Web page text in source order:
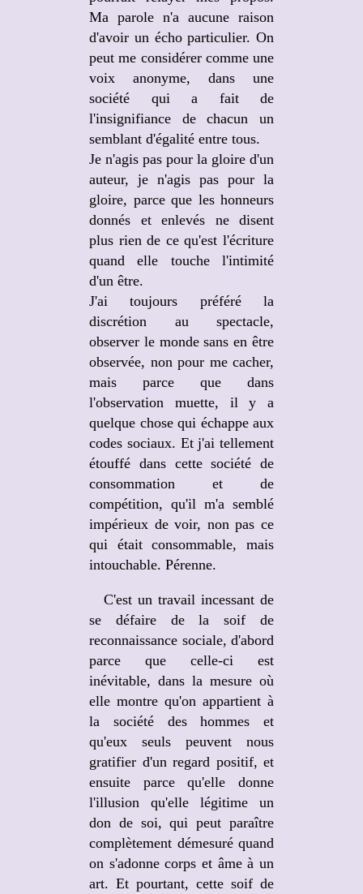
Ma parole n'a aucune raison
d'avoir un écho particulier. On
peut me considérer comme une
voix anonyme, dans une
société qui a fait de
l'insignifiance de chacun un
semblant d'égalité entre tous.
Je n'agis pas pour la gloire d'un
auteur, je n'agis pas pour la
gloire, parce que les honneurs
donnés et enlevés ne disent
plus rien de ce qu'est l'écriture
quand elle touche l'intimité
d'un être.
J'ai toujours préféré la
discrétion au spectacle,
observer le monde sans en être
observée, non pour me cacher,
mais parce que dans
l'observation muette, il y a
quelque chose qui échappe aux
codes sociaux. Et j'ai tellement
étouffé dans cette société de
consommation et de
compétition, qu'il m'a semblé
impérieux de voir, non pas ce
qui était consommable, mais
intouchable. Pérenne.
C'est un travail incessant de
se défaire de la soif de
reconnaissance sociale, d'abord
parce que celle-ci est
inévitable, dans la mesure où
elle montre qu'on appartient à
la société des hommes et
qu'eux seuls peuvent nous
gratifier d'un regard positif, et
ensuite parce qu'elle donne
l'illusion qu'elle légitime un
don de soi, qui peut paraître
complètement démesuré quand
on s'adonne corps et âme à un
art. Et pourtant, cette soif de